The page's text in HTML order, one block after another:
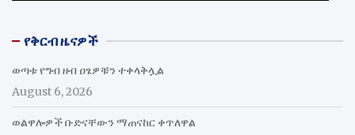
የቅርብ ዜናዎች
ወጣቱ የግብ ዘብ ዐፄዎቹን ተቀላቅሏል
August 6, 2026
ወልዋሎዎች ቡድናቸውን ማጠናከር ቀጥለዋል